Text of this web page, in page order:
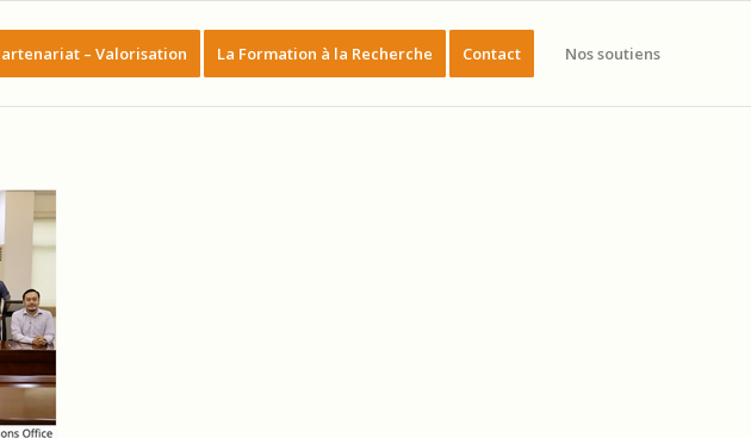
– Valorisation La Formation à la Recherche Contact Nos soutiens